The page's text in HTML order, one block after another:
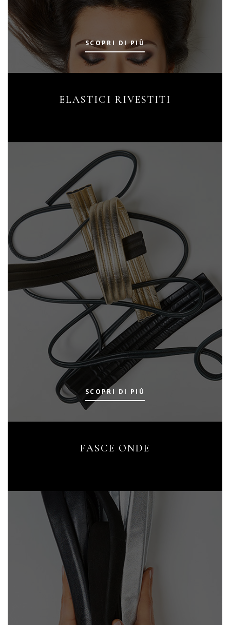
SCOPRI DI PIÙ
ELASTICI RIVESTITI
SCOPRI DI PIÙ
FASCE ONDE